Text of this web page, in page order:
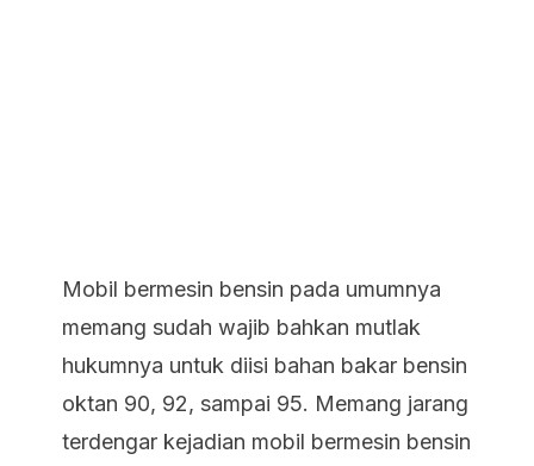
Mobil bermesin bensin pada umumnya
memang sudah wajib bahkan mutlak
hukumnya untuk diisi bahan bakar bensin
oktan 90, 92, sampai 95. Memang jarang
terdengar kejadian mobil bermesin bensin